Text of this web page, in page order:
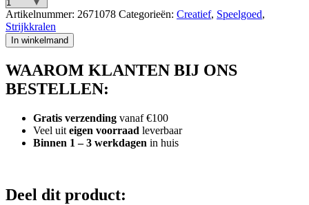
Hama
Strijkkralen
1000
Stuks
aantal
Artikelnummer: 2671078 Categorieën: Creatief, Speelgoed,
Strijkkralen
In winkelmand
WAAROM KLANTEN BIJ ONS
BESTELLEN:
Gratis verzending vanaf €100
Veel uit eigen voorraad leverbaar
Binnen 1 – 3 werkdagen in huis
Deel dit product: